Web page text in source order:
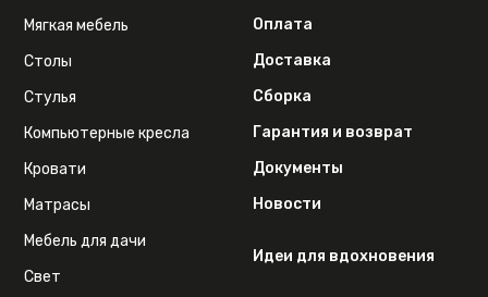
Мягкая мебель
Столы
Стулья
Компьютерные кресла
Кровати
Матрасы
Мебель для дачи
Свет
Оплата
Доставка
Сборка
Гарантия и возврат
Документы
Новости
Идеи для вдохновения